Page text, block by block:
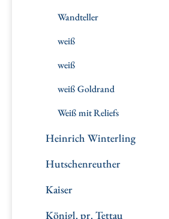
Wandteller
weiß
weiß
weiß Goldrand
Weiß mit Reliefs
Heinrich Winterling
Hutschenreuther
Kaiser
Königl. pr. Tettau